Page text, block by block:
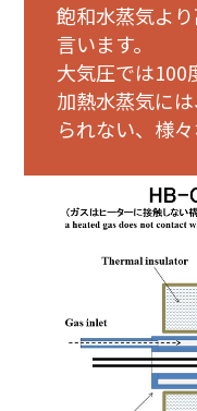
飽和水蒸気よ
言います。
大気圧では100
加熱水蒸気に
られない、様